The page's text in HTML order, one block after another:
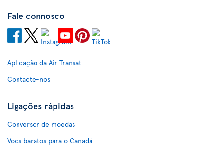
Fale connosco
Aplicação da Air Transat
Contacte-nos
Ligações rápidas
Conversor de moedas
Voos baratos para o Canadá